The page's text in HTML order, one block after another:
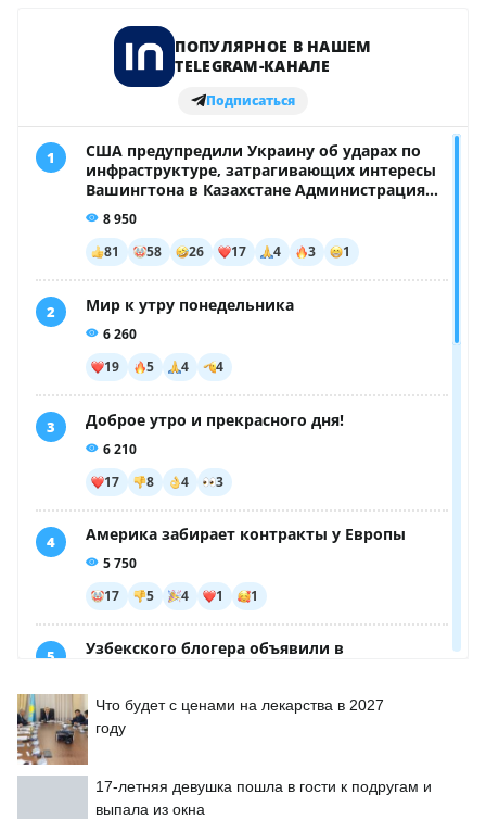
Что будет с ценами на лекарства в 2027
году
17-летняя девушка пошла в гости к подругам и
выпала из окна